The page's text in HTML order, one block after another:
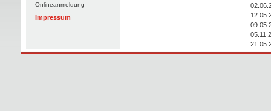
Onlineanmeldung
Impressum